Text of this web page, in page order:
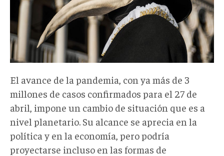
El avance de la pandemia, con ya más de 3
millones de casos confirmados para el 27 de
abril, impone un cambio de situación que es a
nivel planetario. Su alcance se aprecia en la
política y en la economía, pero podría
proyectarse incluso en las formas de